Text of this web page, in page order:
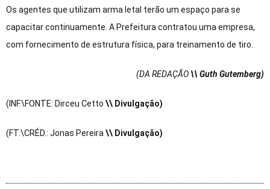
Os agentes que utilizam arma letal terão um espaço para se
capacitar continuamente. A Prefeitura contratou uma empresa,
com fornecimento de estrutura física, para treinamento de tiro.
(DA REDAÇÃO \\ Guth Gutemberg)
(INF.\FONTE: Dirceu Cetto \\ Divulgação)
(FT.\CRÉD.: Jonas Pereira \\ Divulgação)